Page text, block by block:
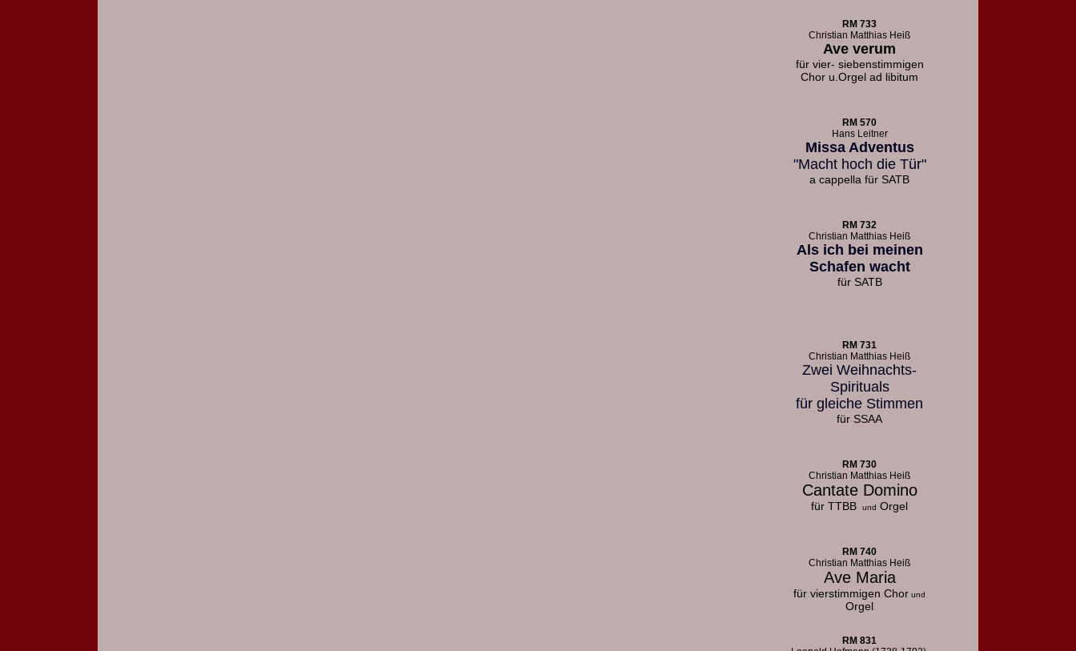
RM 733
Christian Matthias Heiß
Ave verum
für vier- siebenstimmigen
Chor u. Orgel ad libitum
RM 570
Hans Leitner
Missa Adventus
"Macht hoch die Tür"
a cappella für SATB
RM 732
Christian Matthias Heiß
Als ich bei meinen
Schafen wacht
für SATB
RM 731
Christian Matthias Heiß
Zwei Weihnachts-
Spirituals
für gleiche Stimmen
für SSAA
RM 730
Christian Matthias Heiß
Cantate Domino
für TTBB und Orgel
RM 740
Christian Matthias Heiß
Ave Maria
für vierstimmigen Chor und
Orgel
RM 831